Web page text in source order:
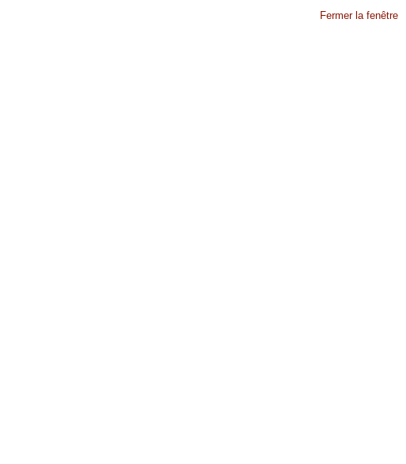
Fermer la fenêtre